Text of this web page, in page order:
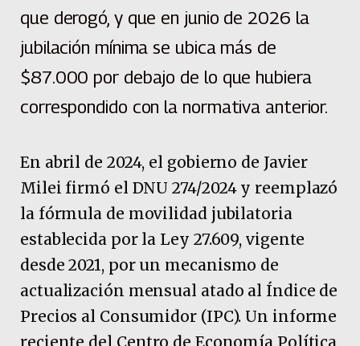
que derogó, y que en junio de 2026 la
jubilación mínima se ubica más de
$87.000 por debajo de lo que hubiera
correspondido con la normativa anterior.
En abril de 2024, el gobierno de Javier
Milei firmó el DNU 274/2024 y reemplazó
la fórmula de movilidad jubilatoria
establecida por la Ley 27.609, vigente
desde 2021, por un mecanismo de
actualización mensual atado al Índice de
Precios al Consumidor (IPC). Un informe
reciente del Centro de Economía Política